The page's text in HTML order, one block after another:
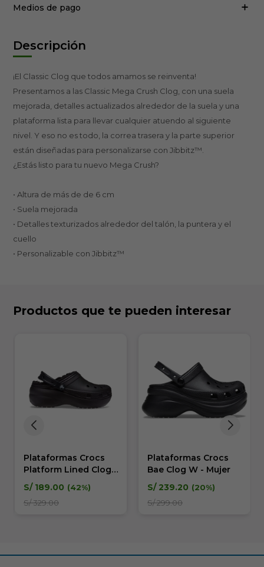
Medios de pago
Descripción
¡El Classic Clog que todos amamos se reinventa!
Presentamos a las Classic Mega Crush Clog, con una suela
mejorada, detalles actualizados alrededor de la suela y una
plataforma lista para llevar cualquier atuendo al siguiente
nivel. Y eso no es todo, la correa trasera y la parte superior
están diseñadas para personalizarse con Jibbitz™.
¿Estás listo para tu nuevo Mega Crush?
• Altura de más de de 6 cm
• Suela mejorada
• Detalles texturizados alrededor del talón, la puntera y el
cuello
• Personalizable con Jibbitz™
Productos que te pueden interesar
Plataformas Crocs
Platform Lined Clog -
Mujer
S/ 189.00
42
S/329.00
Plataformas Crocs
Bae Clog W - Mujer
S/ 239.20
20
S/299.00